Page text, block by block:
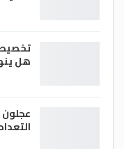
هل
عجلون